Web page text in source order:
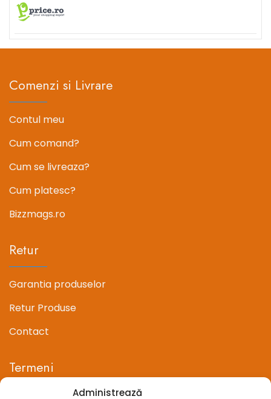
Administrează
Comenzi si Livrare
Contul meu
Cum comand?
Cum se livreaza?
Cum platesc?
Bizzmags.ro
Retur
Garantia produselor
Retur Produse
Contact
Termeni